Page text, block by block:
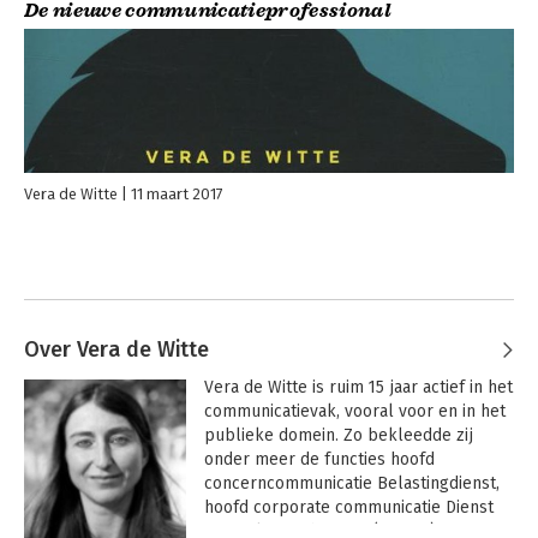
De nieuwe communicatieprofessional
Vera de Witte 11 maart 2017
Over Vera de Witte
Vera de Witte is ruim 15 jaar actief in het
communicatievak, vooral voor en in het
publieke domein. Zo bekleedde zij
onder meer de functies hoofd
concerncommunicatie Belastingdienst,
hoofd corporate communicatie Dienst